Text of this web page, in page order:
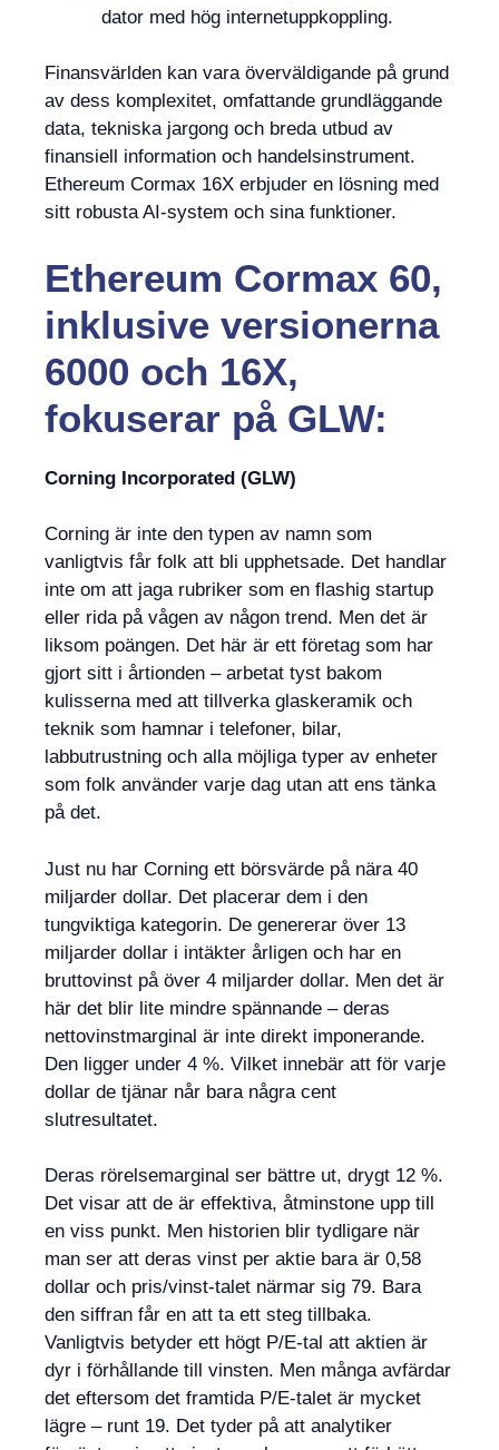
dator med hög internetuppkoppling.
Finansvärlden kan vara överväldigande på grund
av dess komplexitet, omfattande grundläggande
data, tekniska jargong och breda utbud av
finansiell information och handelsinstrument.
Ethereum Cormax 16X erbjuder en lösning med
sitt robusta AI-system och sina funktioner.
Ethereum Cormax 60,
inklusive versionerna
6000 och 16X,
fokuserar på GLW:
Corning Incorporated (GLW)
Corning är inte den typen av namn som
vanligtvis får folk att bli upphetsade. Det handlar
inte om att jaga rubriker som en flashig startup
eller rida på vågen av någon trend. Men det är
liksom poängen. Det här är ett företag som har
gjort sitt i årtionden – arbetat tyst bakom
kulisserna med att tillverka glaskeramik och
teknik som hamnar i telefoner, bilar,
labbutrustning och alla möjliga typer av enheter
som folk använder varje dag utan att ens tänka
på det.
Just nu har Corning ett börsvärde på nära 40
miljarder dollar. Det placerar dem i den
tungviktiga kategorin. De genererar över 13
miljarder dollar i intäkter årligen och har en
bruttovinst på över 4 miljarder dollar. Men det är
här det blir lite mindre spännande – deras
nettovinstmarginal är inte direkt imponerande.
Den ligger under 4 %. Vilket innebär att för varje
dollar de tjänar når bara några cent
slutresultatet.
Deras rörelsemarginal ser bättre ut, drygt 12 %.
Det visar att de är effektiva, åtminstone upp till
en viss punkt. Men historien blir tydligare när
man ser att deras vinst per aktie bara är 0,58
dollar och pris/vinst-talet närmar sig 79. Bara
den siffran får en att ta ett steg tillbaka.
Vanligtvis betyder ett högt P/E-tal att aktien är
dyr i förhållande till vinsten. Men många avfärdar
det eftersom det framtida P/E-talet är mycket
lägre – runt 19. Det tyder på att analytiker